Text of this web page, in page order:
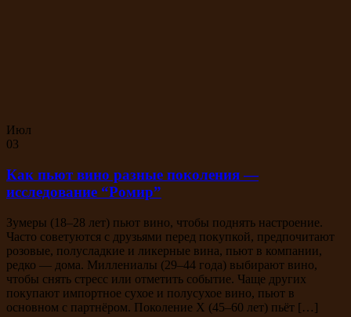
Июл
03
Как пьют вино разные поколения —
исследование “Ромир”
Зумеры (18–28 лет) пьют вино, чтобы поднять настроение.
Часто советуются с друзьями перед покупкой, предпочитают
розовые, полусладкие и ликерные вина, пьют в компании,
редко — дома. Миллениалы (29–44 года) выбирают вино,
чтобы снять стресс или отметить событие. Чаще других
покупают импортное сухое и полусухое вино, пьют в
основном с партнёром. Поколение X (45–60 лет) пьёт […]